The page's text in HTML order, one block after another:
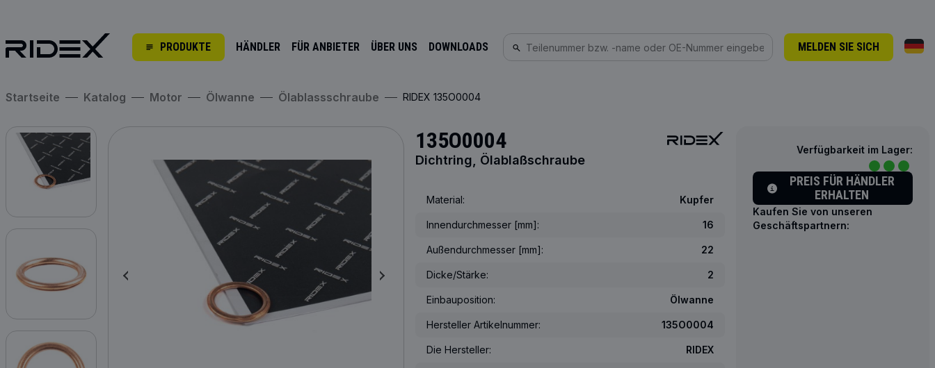
PRODUKTE HÄNDLER FÜR ANBIETER ÜBER UNS DOWNLOADS MELDEN SIE SICH
Startseite Katalog Motor Ölwanne Ölablassschraube RIDEX 135O0004
135O0004
Dichtring, Ölablaßschraube
Material: Kupfer
Innendurchmesser [mm]: 16
Außendurchmesser [mm]: 22
Dicke/Stärke: 2
Einbauposition: Ölwanne
Hersteller Artikelnummer: 135O0004
Die Hersteller: RIDEX
Verfügbarkeit im Lager:
PREIS FÜR HÄNDLER
ERHALTEN
Kaufen Sie von unseren
Geschäftspartnern: